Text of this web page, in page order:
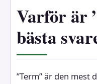
Varför är
bästa
”Term” är den mest